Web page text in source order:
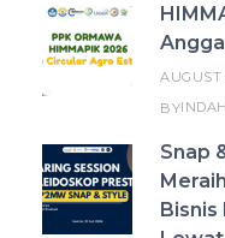
AUGUST
BY
Snap
Bisnis